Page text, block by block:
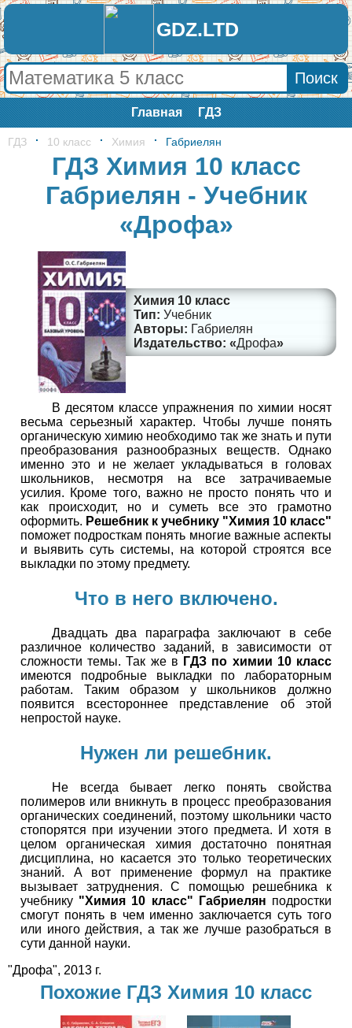
GDZ.LTD
Главная ГДЗ
ГДЗ 10 класс Химия Габриелян
ГДЗ Химия 10 класс
Габриелян - Учебник
«Дрофа»
Химия 10 класс
Учебник
Габриелян
Дрофа
В десятом классе упражнения по химии носят
весьма серьезный характер. Чтобы лучше понять
органическую химию необходимо так же знать и пути
преобразования разнообразных веществ. Однако
именно это и не желает укладываться в головах
школьников, несмотря на все затрачиваемые
усилия. Кроме того, важно не просто понять что и
как происходит, но и суметь все это грамотно
оформить. Решебник к учебнику "Химия 10 класс"
поможет подросткам понять многие важные аспекты
и выявить суть системы, на которой строятся все
выкладки по этому предмету.
Что в него включено.
Двадцать два параграфа заключают в себе
различное количество заданий, в зависимости от
сложности темы. Так же в ГДЗ по химии 10 класс
имеются подробные выкладки по лабораторным
работам. Таким образом у школьников должно
появится всестороннее представление об этой
непростой науке.
Нужен ли решебник.
Не всегда бывает легко понять свойства
полимеров или вникнуть в процесс преобразования
органических соединений, поэтому школьники часто
стопорятся при изучении этого предмета. И хотя в
целом органическая химия достаточно понятная
дисциплина, но касается это только теоретических
знаний. А вот применение формул на практике
вызывает затруднения. С помощью решебника к
учебнику "Химия 10 класс" Габриелян подростки
смогут понять в чем именно заключается суть того
или иного действия, а так же лучше разобраться в
сути данной науки.
"Дрофа", 2013 г.
Похожие ГДЗ Химия 10 класс